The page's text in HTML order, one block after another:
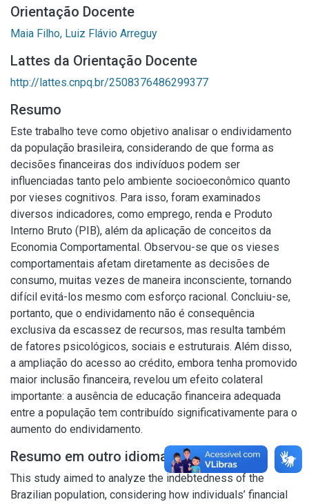
Orientação Docente
Maia Filho, Luiz Flávio Arreguy
Lattes da Orientação Docente
http://lattes.cnpq.br/2508376486299377
Resumo
Este trabalho teve como objetivo analisar o endividamento
da população brasileira, considerando de que forma as
decisões financeiras dos indivíduos podem ser
influenciadas tanto pelo ambiente socioeconômico quanto
por vieses cognitivos. Para isso, foram examinados
diversos indicadores, como emprego, renda e Produto
Interno Bruto (PIB), além da aplicação de conceitos da
Economia Comportamental. Observou-se que os vieses
comportamentais afetam diretamente as decisões de
consumo, muitas vezes de maneira inconsciente, tornando
difícil evitá-los mesmo com esforço racional. Concluiu-se,
portanto, que o endividamento não é consequência
exclusiva da escassez de recursos, mas resulta também
de fatores psicológicos, sociais e estruturais. Além disso,
a ampliação do acesso ao crédito, embora tenha promovido
maior inclusão financeira, revelou um efeito colateral
importante: a ausência de educação financeira adequada
entre a população tem contribuído significativamente para o
aumento do endividamento.
Resumo em outro idioma
This study aimed to analyze the indebtedness of the
Brazilian population, considering how individuals’ financial